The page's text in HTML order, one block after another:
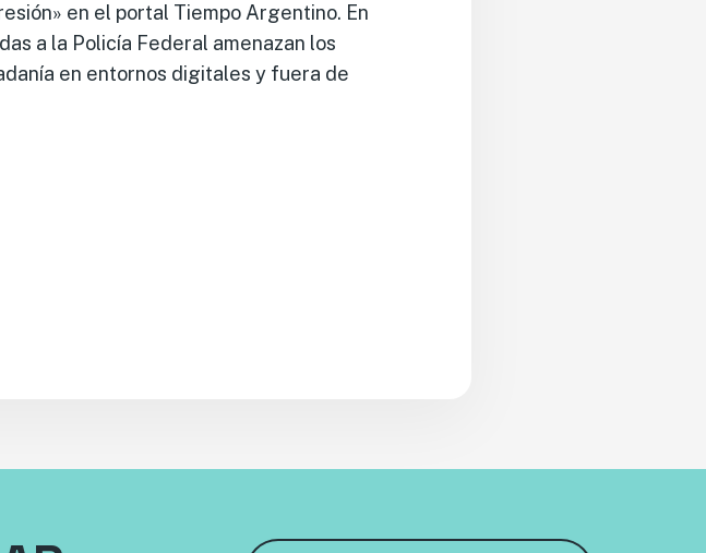
en el portal Tiempo Argentino. En
a la Policía Federal amenazan los
en entornos digitales y fuera de